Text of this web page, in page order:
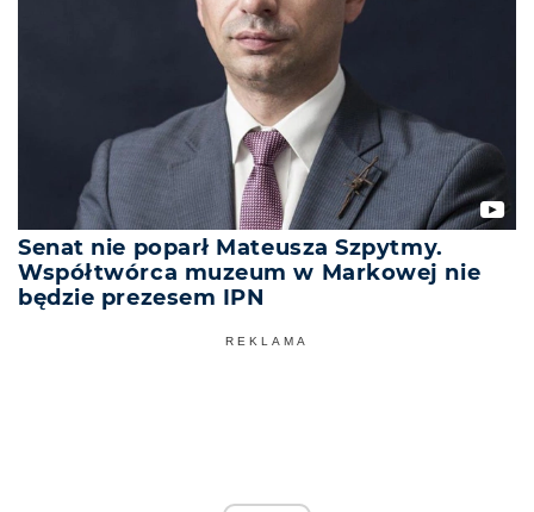
Senat nie poparł Mateusza Szpytmy.
Współtwórca muzeum w Markowej nie
będzie prezesem IPN
REKLAMA